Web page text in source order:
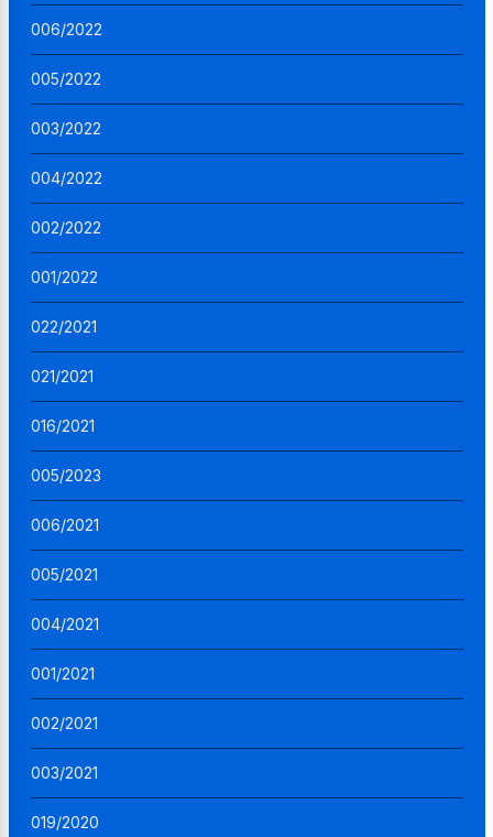
006/2022
005/2022
003/2022
004/2022
002/2022
001/2022
022/2021
021/2021
016/2021
005/2023
006/2021
005/2021
004/2021
001/2021
002/2021
003/2021
019/2020